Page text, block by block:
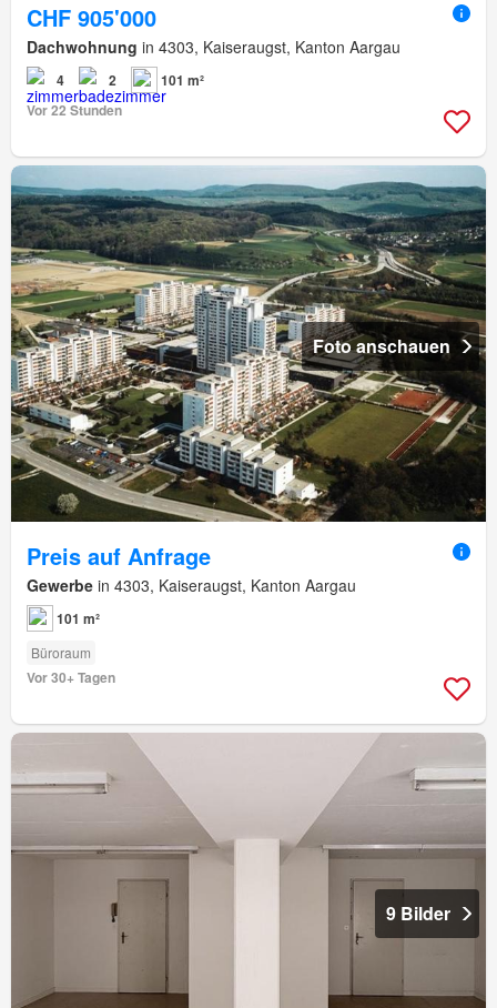
CHF 905'000
Dachwohnung in 4303, Kaiseraugst, Kanton Aargau
4 2
101 m²
Vor 22 Stunden
Foto anschauen
Preis auf Anfrage
Gewerbe in 4303, Kaiseraugst, Kanton Aargau
101 m²
Büroraum
Vor 30+ Tagen
9 Bilder